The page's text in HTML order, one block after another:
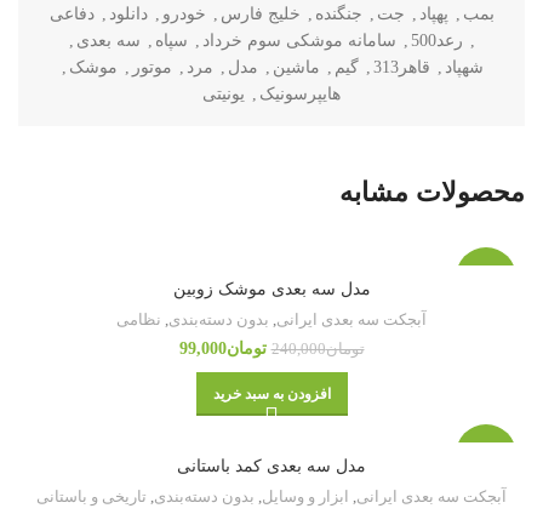
بمب پهپاد جت جنگنده خلیج فارس خودرو دانلود
دفاعی
رعد500 سامانه موشکی سوم خرداد سپاه سه بعدی
شهپاد
قاهر313 گیم ماشین مدل مرد موتور موشک
هایپرسونیک
یونیتی
محصولات مشابه
مدل سه بعدی موشک زوبین
آبجکت سه بعدی ایرانی بدون دسته‌بندی نظامی
تومان240,000 تومان99,000
افزودن به سبد خرید
مدل سه بعدی کمد باستانی
آبجکت سه بعدی ایرانی ابزار و وسایل بدون دسته‌بندی تاریخی و باستانی